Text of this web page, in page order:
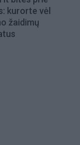
kurorte vėl
žaidimų